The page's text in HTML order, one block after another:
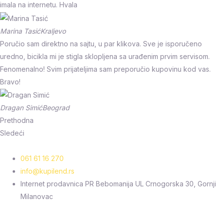
imala na internetu. Hvala
Marina TasićKraljevo
Poručio sam direktno na sajtu, u par klikova. Sve je isporučeno
uredno, bicikla mi je stigla sklopljena sa urađenim prvim servisom.
Fenomenalno! Svim prijateljima sam preporučio kupovinu kod vas.
Bravo!
Dragan SimićBeograd
Prethodna
Sledeći
061 61 16 270
info@kupilend.rs
Internet prodavnica PR Bebomanija UL Crnogorska 30, Gornji
Milanovac